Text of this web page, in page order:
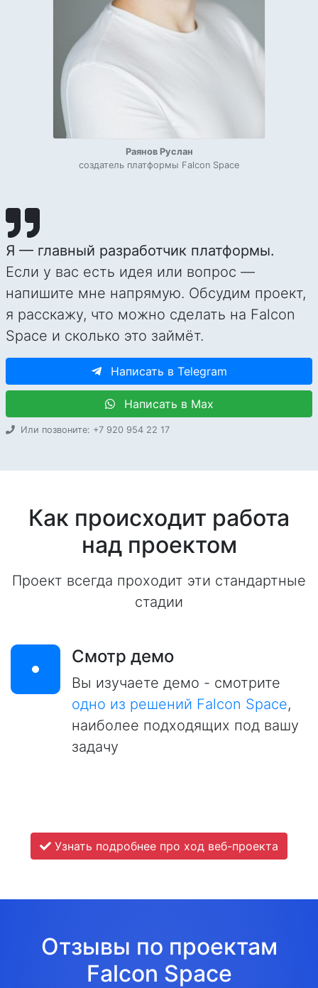
Раянов Руслан
создатель платформы Falcon Space
Я — главный разработчик платформы.
Если у вас есть идея или вопрос —
напишите мне напрямую. Обсудим проект,
я расскажу, что можно сделать на Falcon
Space и сколько это займёт.
Написать в Telegram
Написать в Max
Или позвоните: +7 920 954 22 17
Как происходит работа
над проектом
Проект всегда проходит эти стандартные
стадии
Смотр демо
Вы изучаете демо - смотрите
одно из решений Falcon Space,
наиболее подходящих под вашу
задачу
Узнать подробнее про ход веб-проекта
Отзывы по проектам
Falcon Space